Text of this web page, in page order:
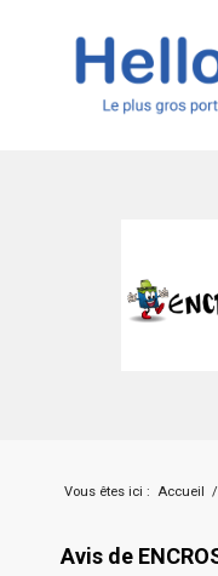
Vous êtes ici : Accueil /
Avis de